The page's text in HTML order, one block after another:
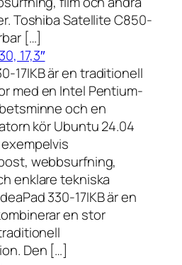
Toshiba Satellite C850-
[…]
17,3″
17IKB är en traditionell
med en Intel Pentium-
och en
kör Ubuntu 24.04
webbsurfning,
enklare tekniska
330-17IKB är en
en stor
Den […]